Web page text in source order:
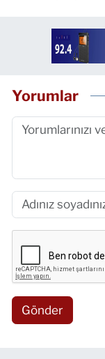
Yorumlar
Gönder